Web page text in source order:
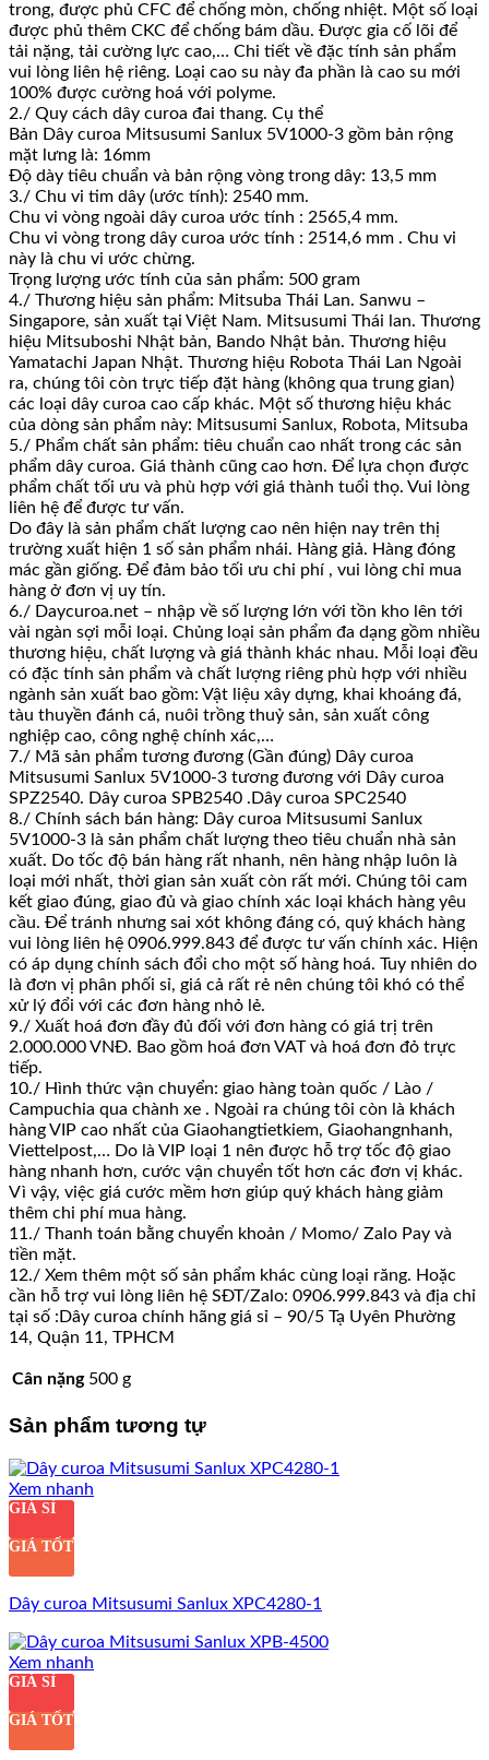
trong, được phủ CFC để chống mòn, chống nhiệt. Một số loại
được phủ thêm CKC để chống bám dầu. Được gia cố lõi để
tải nặng, tải cường lực cao,… Chi tiết về đặc tính sản phẩm
vui lòng liên hệ riêng. Loại cao su này đa phần là cao su mới
100% được cường hoá với polyme.
2./ Quy cách dây curoa đai thang. Cụ thể
Bản Dây curoa Mitsusumi Sanlux 5V1000-3 gồm bản rộng
mặt lưng là: 16mm
Độ dày tiêu chuẩn và bản rộng vòng trong dây: 13,5 mm
3./ Chu vi tim dây (ước tính): 2540 mm.
Chu vi vòng ngoài dây curoa ước tính : 2565,4 mm.
Chu vi vòng trong dây curoa ước tính : 2514,6 mm . Chu vi
này là chu vi ước chừng.
Trọng lượng ước tính của sản phẩm: 500 gram
4./ Thương hiệu sản phẩm: Mitsuba Thái Lan. Sanwu –
Singapore, sản xuất tại Việt Nam. Mitsusumi Thái lan. Thương
hiệu Mitsuboshi Nhật bản, Bando Nhật bản. Thương hiệu
Yamatachi Japan Nhật. Thương hiệu Robota Thái Lan Ngoài
ra, chúng tôi còn trực tiếp đặt hàng (không qua trung gian)
các loại dây curoa cao cấp khác. Một số thương hiệu khác
của dòng sản phẩm này: Mitsusumi Sanlux, Robota, Mitsuba
5./ Phẩm chất sản phẩm: tiêu chuẩn cao nhất trong các sản
phẩm dây curoa. Giá thành cũng cao hơn. Để lựa chọn được
phẩm chất tối ưu và phù hợp với giá thành tuổi thọ. Vui lòng
liên hệ để được tư vấn.
Do đây là sản phẩm chất lượng cao nên hiện nay trên thị
trường xuất hiện 1 số sản phẩm nhái. Hàng giả. Hàng đóng
mác gần giống. Để đảm bảo tối ưu chi phí , vui lòng chỉ mua
hàng ở đơn vị uy tín.
6./ Daycuroa.net – nhập về số lượng lớn với tồn kho lên tới
vài ngàn sợi mỗi loại. Chủng loại sản phẩm đa dạng gồm nhiều
thương hiệu, chất lượng và giá thành khác nhau. Mỗi loại đều
có đặc tính sản phẩm và chất lượng riêng phù hợp với nhiều
ngành sản xuất bao gồm: Vật liệu xây dựng, khai khoáng đá,
tàu thuyền đánh cá, nuôi trồng thuỷ sản, sản xuất công
nghiệp cao, công nghệ chính xác,…
7./ Mã sản phẩm tương đương (Gần đúng) Dây curoa
Mitsusumi Sanlux 5V1000-3 tương đương với Dây curoa
SPZ2540. Dây curoa SPB2540 .Dây curoa SPC2540
8./ Chính sách bán hàng: Dây curoa Mitsusumi Sanlux
5V1000-3 là sản phẩm chất lượng theo tiêu chuẩn nhà sản
xuất. Do tốc độ bán hàng rất nhanh, nên hàng nhập luôn là
loại mới nhất, thời gian sản xuất còn rất mới. Chúng tôi cam
kết giao đúng, giao đủ và giao chính xác loại khách hàng yêu
cầu. Để tránh nhưng sai xót không đáng có, quý khách hàng
vui lòng liên hệ 0906.999.843 để được tư vấn chính xác. Hiện
có áp dụng chính sách đổi cho một số hàng hoá. Tuy nhiên do
là đơn vị phân phối sỉ, giá cả rất rẻ nên chúng tôi khó có thể
xử lý đổi với các đơn hàng nhỏ lẻ.
9./ Xuất hoá đơn đầy đủ đối với đơn hàng có giá trị trên
2.000.000 VNĐ. Bao gồm hoá đơn VAT và hoá đơn đỏ trực
tiếp.
10./ Hình thức vận chuyển: giao hàng toàn quốc / Lào /
Campuchia qua chành xe . Ngoài ra chúng tôi còn là khách
hàng VIP cao nhất của Giaohangtietkiem, Giaohangnhanh,
Viettelpost,… Do là VIP loại 1 nên được hỗ trợ tốc độ giao
hàng nhanh hơn, cước vận chuyển tốt hơn các đơn vị khác.
Vì vậy, việc giá cước mềm hơn giúp quý khách hàng giảm
thêm chi phí mua hàng.
11./ Thanh toán bằng chuyển khoản / Momo/ Zalo Pay và
tiền mặt.
12./ Xem thêm một số sản phẩm khác cùng loại răng. Hoặc
cần hỗ trợ vui lòng liên hệ SĐT/Zalo: 0906.999.843 và địa chỉ
tại số :Dây curoa chính hãng giá sỉ – 90/5 Tạ Uyên Phường
14, Quận 11, TPHCM
Cân nặng 500 g
Sản phẩm tương tự
Xem nhanh
GIÁ SỈ
GIÁ TỐT
Dây curoa Mitsusumi Sanlux XPC4280-1
Xem nhanh
GIÁ SỈ
GIÁ TỐT